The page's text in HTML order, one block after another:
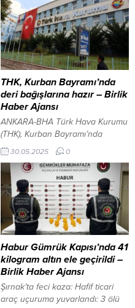
dolayısıyla bir kutlama mesajı
yayınladı. Van Ticaret ve Sanayi
İş İnsanları Derneği (VATSO)
Yönetim Kurulu Başkanı ve
hayırsever İş İnsanı Zahir
Kandaşoğlu mesajında
“Ramazan Bayramınızı kutlar,
sizlere, ailenize, milletimize,
ülkemize, sağlık, mutluluk ve
huzur...
THK, Kurban Bayramı’nda
deri bağışlarına hazır – Birlik
Haber Ajansı
ANKARA-BHA Türk Hava Kurumu
(THK), Kurban Bayramı’nda
yapılacak deri bağışları için tüm
hazırlıklarını tamamladı. THK
Kayyum Heyeti Başkanı Kemal
Yurtnaç, bayram süresince
yürütülecek çalışmalar hakkında
bilgi verdi. Yurtnaç, THK’nin
vatandaşların gönüllü
bağışlarıyla faaliyetlerini
sürdüren bir kurum olduğunu
hatırlatarak, her yıl olduğu gibi bu
yıl da kurban derilerinin
toplanarak havacılık alanındaki...
30.05.2025 0
Habur Gümrük Kapısı’nda 41
kilogram altın ele geçirildi –
Birlik Haber Ajansı
Şırnak’ta feci kaza: Hafif ticari
araç uçuruma yuvarlandı: 3 ölü